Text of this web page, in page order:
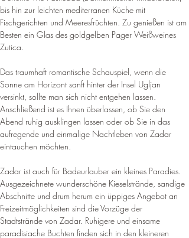
bis hin zur leichten mediterranen Küche mit
Fischgerichten und Meeresfrüchten. Zu genießen ist am
Besten ein Glas des goldgelben Pager Weißweines
Zutica.
Das traumhaft romantische Schauspiel, wenn die
Sonne am Horizont sanft hinter der Insel Ugljan
versinkt, sollte man sich nicht entgehen lassen.
Anschließend ist es Ihnen überlassen, ob Sie den
Abend ruhig ausklingen lassen oder ob Sie in das
aufregende und einmalige Nachtleben von Zadar
eintauchen möchten.
Zadar ist auch für Badeurlauber ein kleines Paradies.
Ausgezeichnete wunderschöne Kieselstrände, sandige
Abschnitte und drum herum ein üppiges Angebot an
Freizeitmöglichkeiten sind die Vorzüge der
Stadtstrände von Zadar. Ruhigere und einsame
paradisiache Buchten finden sich in den kleineren